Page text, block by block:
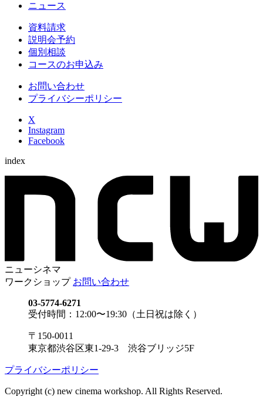
ニュース
資料請求
説明会予約
個別相談
コースのお申込み
お問い合わせ
プライバシーポリシー
X
Instagram
Facebook
index
ニューシネマ
ワークショップ お問い合わせ
03-5774-6271
受付時間：12:00〜19:30（土日祝は除く）
〒150-0011
東京都渋谷区東1-29-3 渋谷ブリッジ5F
プライバシーポリシー
Copyright (c) new cinema workshop. All Rights Reserved.